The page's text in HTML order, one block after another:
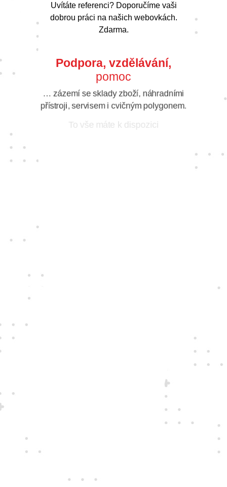
Uvítáte referenci? Doporučíme vaši
dobrou práci na našich webovkách.
Zdarma.
Podpora, vzdělávání,
pomoc
… zázemí se sklady zboží, náhradními
přístroji, servisem i cvičným polygonem.
To vše máte k dispozici